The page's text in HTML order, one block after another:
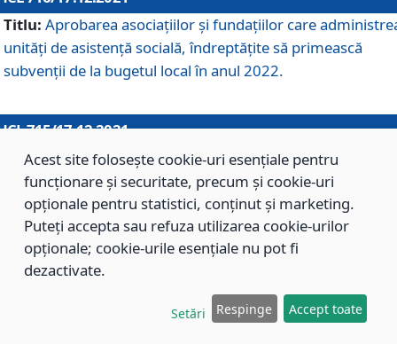
Titlu: Aprobarea asociaţiilor şi fundaţiilor care
unităţi de asistenţă socială, îndreptăţite să primească
subvenţii de la bugetul local în anul 2022.
715/17.12.2021
Titlu: Aprobarea Planului de acţiuni sau lucrări de interes
local pentru anul 2022.
714/17.12.2021
Titlu: Modificarea Anexei la H.C.L. nr. 709/2020 privind
aprobarea Regulamentului de Organizare şi Funcţionare
Direcţiei de Asistenţă Socială Braşov.
Acest site folosește cookie-uri esențiale pentru
funcționare și securitate, precum și cookie-uri
opționale pentru statistici, conținut și marketing.
Puteți accepta sau refuza utilizarea cookie-urilor
opționale; cookie-urile esențiale nu pot fi
dezactivate.
Setări Respinge Accept toate